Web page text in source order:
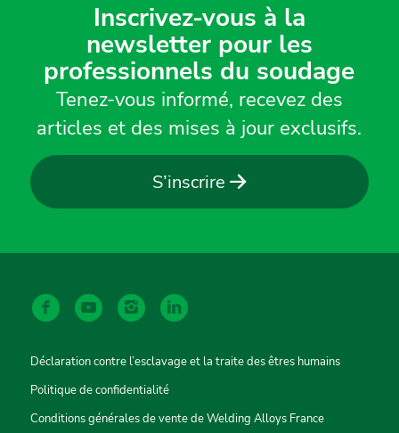
Inscrivez-vous à la
newsletter pour les
professionnels du soudage
Tenez-vous informé, recevez des
articles et des mises à jour exclusifs.
S’inscrire
Déclaration contre l’esclavage et la traite des êtres humains
Politique de confidentialité
Conditions générales de vente de Welding Alloys France